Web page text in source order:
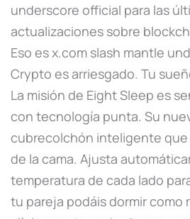
underscore official para las
actualizaciones sobre
Eso es x.com slash mantle
Crypto es arriesgado. Tu
La misión de Eight Sleep es
con tecnología punta. Su
cubrecolchón inteligente que
de la cama. Ajusta
temperatura de cada lado
tu pareja podáis dormir como